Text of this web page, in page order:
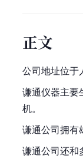
正文
公司地址位于
谦通仪器主要
机。
谦通公司拥有
谦通公司还和